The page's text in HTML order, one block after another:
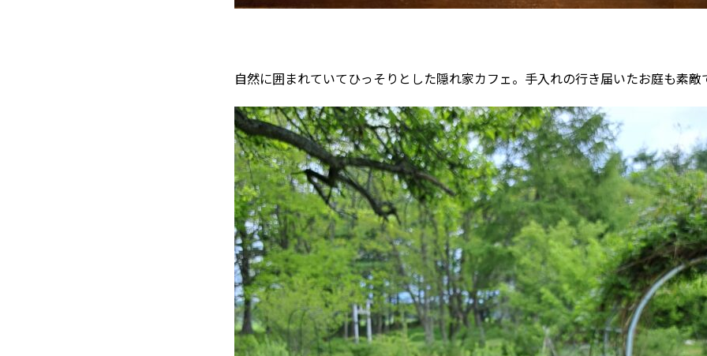
自然に囲まれていてひっそりとした隠れ家カフェ。手入れの行き届いたお庭も素敵